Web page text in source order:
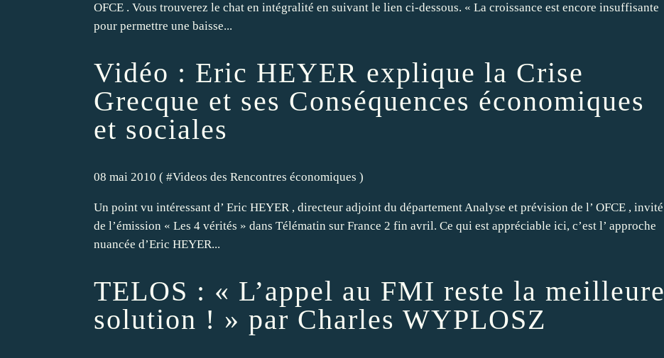
OFCE . Vous trouverez le chat en intégralité en suivant le lien ci-dessous. « La croissance est encore insuffisante
pour permettre une baisse...
Vidéo : Eric HEYER explique la Crise
Grecque et ses Conséquences économiques
et sociales
08 mai 2010 ( #Videos des Rencontres économiques )
Un point vu intéressant d’ Eric HEYER , directeur adjoint du département Analyse et prévision de l’ OFCE , invité
de l’émission « Les 4 vérités » dans Télématin sur France 2 fin avril. Ce qui est appréciable ici, c’est l’ approche
nuancée d’Eric HEYER...
TELOS : « L’appel au FMI reste la meilleure
solution ! » par Charles WYPLOSZ